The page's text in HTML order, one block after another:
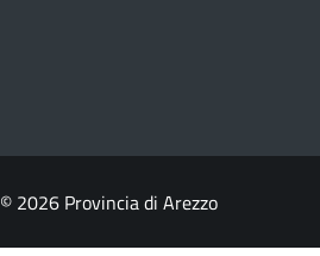
© 2026 Provincia di Arezzo